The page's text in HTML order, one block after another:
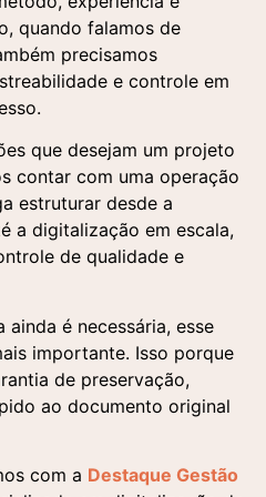
quando falamos de
precisamos
e controle em
que desejam um projeto
contar com uma operação
estruturar desde a
a digitalização em escala,
de qualidade e
ainda é necessária, esse
importante. Isso porque
de preservação,
ao documento original
com a Destaque Gestão